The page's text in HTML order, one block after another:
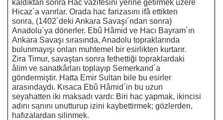
kaldıktan sonra Hac vazifesini yerine getirmek üzere
Hicaz´a varırlar. Orada hac farizasını ifâ ettikten
sonra, (1402´deki Ankara Savaşı´ndan sonra)
Anadolu´ya dönerler. Ebû Hâmid ve Hacı Bayram´ın
Ankara Savaşı sırasında, Anadolu topraklarında
bulunmayışı onları muhtemel bir esirlikten kurtarır.
Zira Timur, savaştan sonra fethettiği topraklardaki
âlim ve sanatkârları toplayıp Semerkand´a
göndermiştir. Hatta Emir Sultan bile bu esirler
arasındaydı. Kısaca Ebû Hâmid´in bu uzun
seyahatten iki maksadı vardı: Biri hac yapmak, ikincisi
adını sanını unutturup izini kaybettirmek; gözlerden,
hafızalardan silinmek.